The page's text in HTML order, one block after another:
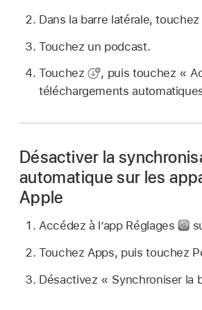
Dans la barre latérale,
Touchez un podcast.
Touchez
, puis touchez «
téléchargements
Désactiver la
automatique sur les
Apple
Accédez à l’app Réglages
Touchez Apps, puis touchez
Désactivez « Synchroniser la